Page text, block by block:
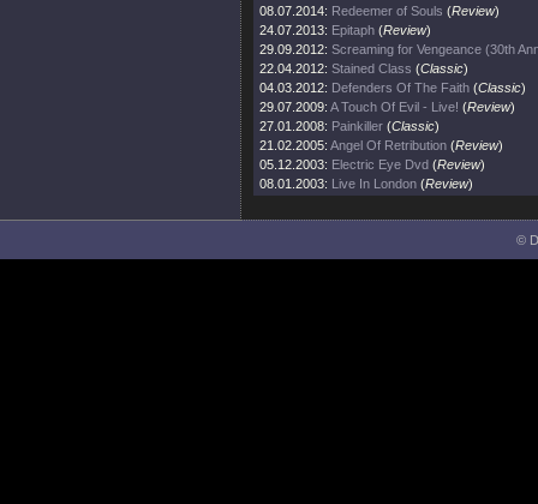
08.07.2014: Redeemer of Souls (Review)
24.07.2013: Epitaph (Review)
29.09.2012: Screaming for Vengeance (30th
22.04.2012: Stained Class (Classic)
04.03.2012: Defenders Of The Faith (Classic)
29.07.2009: A Touch Of Evil - Live! (Review)
27.01.2008: Painkiller (Classic)
21.02.2005: Angel Of Retribution (Review)
05.12.2003: Electric Eye Dvd (Review)
08.01.2003: Live In London (Review)
©